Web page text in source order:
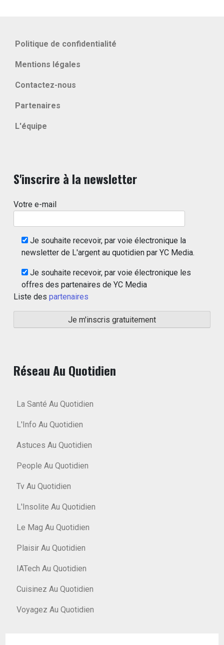
Politique de confidentialité
Mentions légales
Contactez-nous
Partenaires
L'équipe
S'inscrire à la newsletter
Votre e-mail
Je souhaite recevoir, par voie électronique la
newsletter de L'argent au quotidien par YC Media.
Je souhaite recevoir, par voie électronique les
offres des partenaires de YC Media
Liste des partenaires
Réseau Au Quotidien
La Santé Au Quotidien
L'Info Au Quotidien
Astuces Au Quotidien
People Au Quotidien
Tv Au Quotidien
L'Insolite Au Quotidien
Le Mag Au Quotidien
Plaisir Au Quotidien
IATech Au Quotidien
Cuisinez Au Quotidien
Voyagez Au Quotidien